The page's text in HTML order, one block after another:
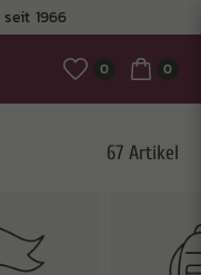
seit 1966
0 0
67 Artikel